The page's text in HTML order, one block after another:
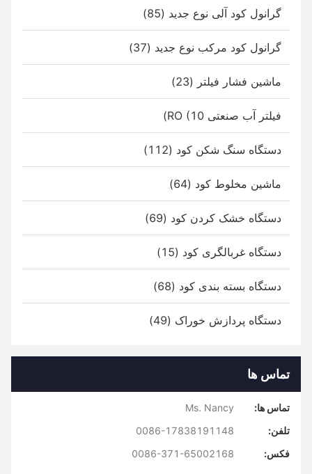
گرانول کود آلی نوع جدید (85)
گرانول کود مرکب نوع جدید (37)
ماشین فشار فیلتر (23)
فیلتر آب صنعتی RO (10)
دستگاه سنگ شکن کود (112)
ماشین مخلوط کود (64)
دستگاه خشک کردن کود (69)
دستگاه غربالگری کود (15)
دستگاه بسته بندی کود (68)
دستگاه پردازش خوراک (49)
تماس ها
تماس ها:
Ms. Nancy
0086-17838191148
فکس:
0086-371-65002168